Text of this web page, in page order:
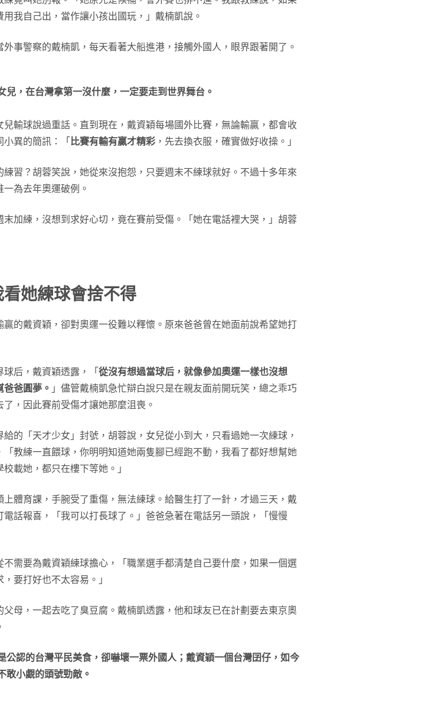
用我自己出，當作讓小孩出國玩，」戴楠凱說。
外事警察的戴楠凱，每天看著大船進港，接觸外國人，眼界跟著開了。
兒，在台灣拿第一沒什麼，一定要走到世界舞台。
兒輸球說過重話。直到現在，戴資穎每場國外比賽，無論輸贏，都會收
小異的簡訊：「 比賽有輸有贏才精彩 ，先去換衣服，確實做好收操。」
練習？胡蓉笑說，她從來沒抱怨，只要週末不練球就好。不過十多年來
一為去年奧運破例。
末加練，沒想到求好心切，竟在賽前受傷。「她在電話裡大哭，」胡蓉
她練球會捨不得
贏的戴資穎，卻對奧運一役難以釋懷。原來爸爸曾在她面前說希望她打
球后，戴資穎透露，「 從沒有想過當球后，就像參加奧運一樣也沒想
爸圓夢。 」儘管戴楠凱急忙辯白說只是在親友面前開玩笑，總之乖巧
了，因此賽前受傷才讓她那麼沮喪。
給的「天才少女」封號，胡蓉說，女兒從小到大，只看過她一次練球，
「教練一直餵球，你明明知道她兩隻腳已經跑不動，我看了都好想幫她
載她，都只在樓下等她。」
上體育課，手腕受了重傷，無法練球。給醫生打了一針，才過三天，戴
電話報喜，「我可以打長球了。」爸爸急著在電話另一頭說，「慢慢
不需要為戴資穎練球擔心，「職業選手都清楚自己要什麼，如果一個選
要打好也不太容易。」
父母，一起去吃了臭豆腐。戴楠凱透露，他和球友已在計劃要去東京奧
公認的台灣平民美食，卻嚇壞一票外國人；戴資穎一個台灣囝仔，如今
敢小覷的頭號勁敵。